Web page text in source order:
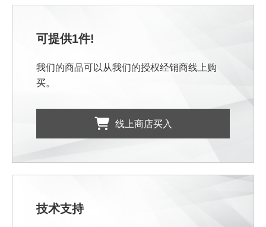
可提供1件!
我们的商品可以从我们的授权经销商线上购
买。
线上商店买入
技术支持